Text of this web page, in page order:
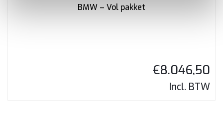
BMW – Vol pakket
€8.046,50
Incl. BTW